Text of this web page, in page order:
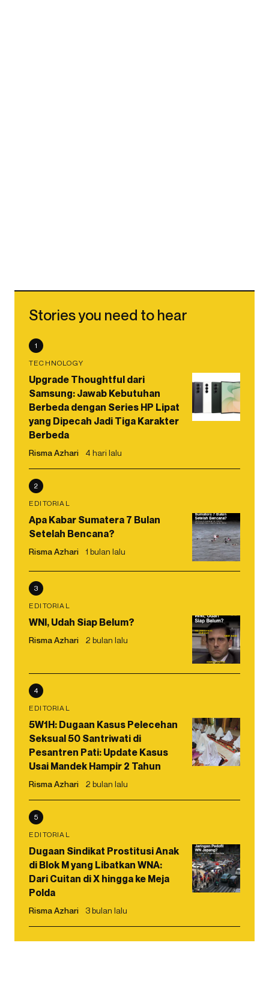
Stories you need to hear
1
TECHNOLOGY
Upgrade Thoughtful dari
Samsung: Jawab Kebutuhan
Berbeda dengan Series HP Lipat
yang Dipecah Jadi Tiga Karakter
Berbeda
Risma Azhari 4 hari lalu
2
EDITORIAL
Apa Kabar Sumatera 7 Bulan
Setelah Bencana?
Risma Azhari 1 bulan lalu
3
EDITORIAL
WNI, Udah Siap Belum?
Risma Azhari 2 bulan lalu
4
EDITORIAL
5W1H: Dugaan Kasus Pelecehan
Seksual 50 Santriwati di
Pesantren Pati: Update Kasus
Usai Mandek Hampir 2 Tahun
Risma Azhari 2 bulan lalu
5
EDITORIAL
Dugaan Sindikat Prostitusi Anak
di Blok M yang Libatkan WNA:
Dari Cuitan di X hingga ke Meja
Polda
Risma Azhari 3 bulan lalu